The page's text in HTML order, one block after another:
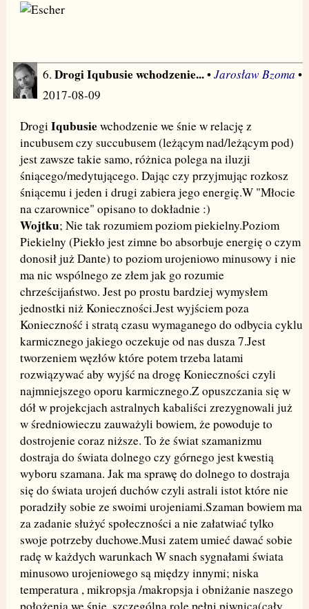
6. Drogi Iqubusie wchodzenie...•Jarosław Bzoma •
2017-08-09
DrogiIqubusiewchodzenie we śnie w relację z
incubusem czy succubusem (leżącym nad/leżącym pod)
jest zawsze takie samo, różnica polega na iluzji
śniącego/medytującego. Dając czy przyjmując rozkosz
śniącemu i jeden i drugi zabiera jego energię.W "Młocie
na czarownice" opisano to dokładnie :)
Wojtku; Nie tak rozumiem poziom piekielny.Poziom
Piekielny (Piekło jest zimne bo absorbuje energię o czym
donosił już Dante) to poziom urojeniowo minusowy i nie
ma nic wspólnego ze złem jak go rozumie
chrześcijaństwo. Jest po prostu bardziej wymysłem
jednostki niż Konieczności.Jest wyjściem poza
Konieczność i stratą czasu wymaganego do odbycia cyklu
karmicznego jakiego oczekuje od nas dusza 7.Jest
tworzeniem węzłów które potem trzeba latami
rozwiązywać aby wyjść na drogę Konieczności czyli
najmniejszego oporu karmicznego.Z opuszczania się w
dół w projekcjach astralnych kabaliści zrezygnowali już
w średniowieczu zauważyli bowiem, że powoduje to
dostrojenie coraz niższe. To że świat szamanizmu
dostraja do świata dolnego czy górnego jest kwestią
wyboru szamana. Jak ma sprawę do dolnego to dostraja
się do świata urojeń duchów czyli astrali istot które nie
poradziły sobie ze swoimi urojeniami.Szaman bowiem ma
za zadanie służyć społeczności a nie załatwiać tylko
swoje potrzeby duchowe.Musi zatem umieć dawać sobie
radę w każdych warunkach W snach sygnałami świata
minusowo urojeniowego są między innymi; niska
temperatura , mikropsja /makropsja i obniżanie naszego
położenia we śnie, szczególną rolę pełni piwnica(cały